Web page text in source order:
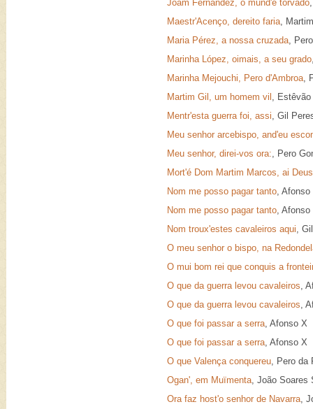
Joam Fernández, o mund'é torvado
Maestr'Acenço, dereito faria,
Maria Pérez, a nossa cruzada,
Marinha López, oimais, a seu grado
Marinha Mejouchi, Pero d'Ambroa,
Martim Gil, um homem vil , Estêvão
Mentr'esta guerra foi, assi, Gil
Meu senhor arcebispo, and'eu
Meu senhor, direi-vos ora:, Pero
Mort'é Dom Martim Marcos, ai
Nom me posso pagar tanto, Afonso
Nom me posso pagar tanto, Afonso
Nom troux'estes cavaleiros aqui,
O meu senhor o bispo, na
O mui bom rei que conquis a
O que da guerra levou cavaleiros,
O que da guerra levou cavaleiros,
O que foi passar a serra, Afonso X
O que foi passar a serra, Afonso X
O que Valença conquereu, Pero da
Ogan', em Muïmenta, João Soares
Ora faz host'o senhor de Navarra,